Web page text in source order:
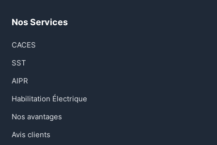
Nos Services
CACES
SST
AIPR
Habilitation Électrique
Nos avantages
Avis clients